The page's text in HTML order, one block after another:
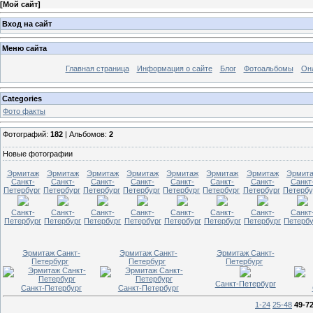
[Мой сайт]
Вход на сайт
Меню сайта
Главная страница Информация о сайте Блог Фотоальбомы
Categories
Фото факты
Фотографий: 182 | Альбомов: 2
Новые фотографии
Эрмитаж
Санкт-
Петербург
Санкт-
Петербург
Эрмитаж
Санкт-
Петербург
Санкт-
Петербург
Эрмитаж
Санкт-
Петербург
Санкт-
Петербург
Эрмитаж
Санкт-
Петербург
Санкт-
Петербург
Эрмитаж
Санкт-
Петербург
Санкт-
Петербург
Эрмитаж
Санкт-
Петербург
Санкт-
Петербург
Эрмитаж
Санкт-
Петербург
Санкт-
Петербург
Эрмитаж Санкт-
Петербург
Санкт-Петербург
Эрмитаж Санкт-
Петербург
Санкт-Петербург
Эрмитаж Санкт-
Петербург
Санкт-Петербург
1-24 25-48 49-72